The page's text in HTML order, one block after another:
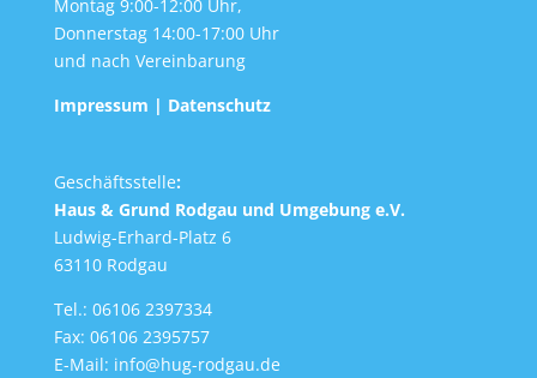
Montag 9:00-12:00 Uhr,
Donnerstag 14:00-17:00 Uhr
und nach Vereinbarung
Impressum | Datenschutz
Geschäftsstelle:
Haus & Grund Rodgau und Umgebung e.V.
Ludwig-Erhard-Platz 6
63110 Rodgau
Tel.: 06106 2397334
Fax: 06106 2395757
E-Mail: info@hug-rodgau.de